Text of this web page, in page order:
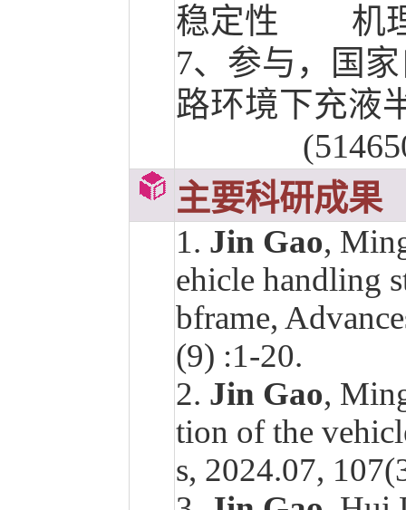
稳定性 机理
7、 参与，国
路环境下充液
主要科研成果
1. Jin Gao,
ehicle handling
bframe,
(9) :1-20.
2. Jin Gao,
tion of the
s, 2024.07,